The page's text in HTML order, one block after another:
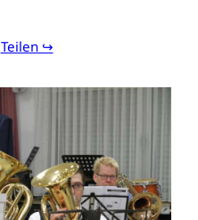
Teilen ↪